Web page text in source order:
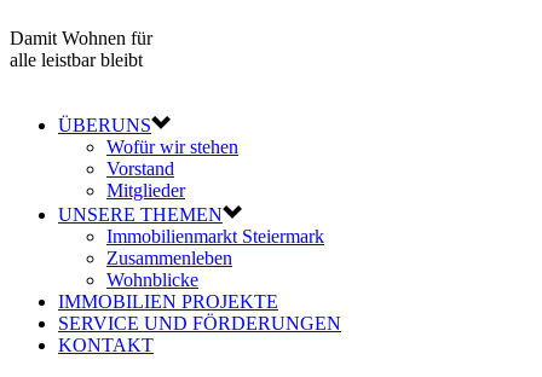
Damit Wohnen für
alle leistbar bleibt
ÜBERUNS
Wofür wir stehen
Vorstand
Mitglieder
UNSERE THEMEN
Immobilienmarkt Steiermark
Zusammenleben
Wohnblicke
IMMOBILIEN PROJEKTE
SERVICE UND FÖRDERUNGEN
KONTAKT